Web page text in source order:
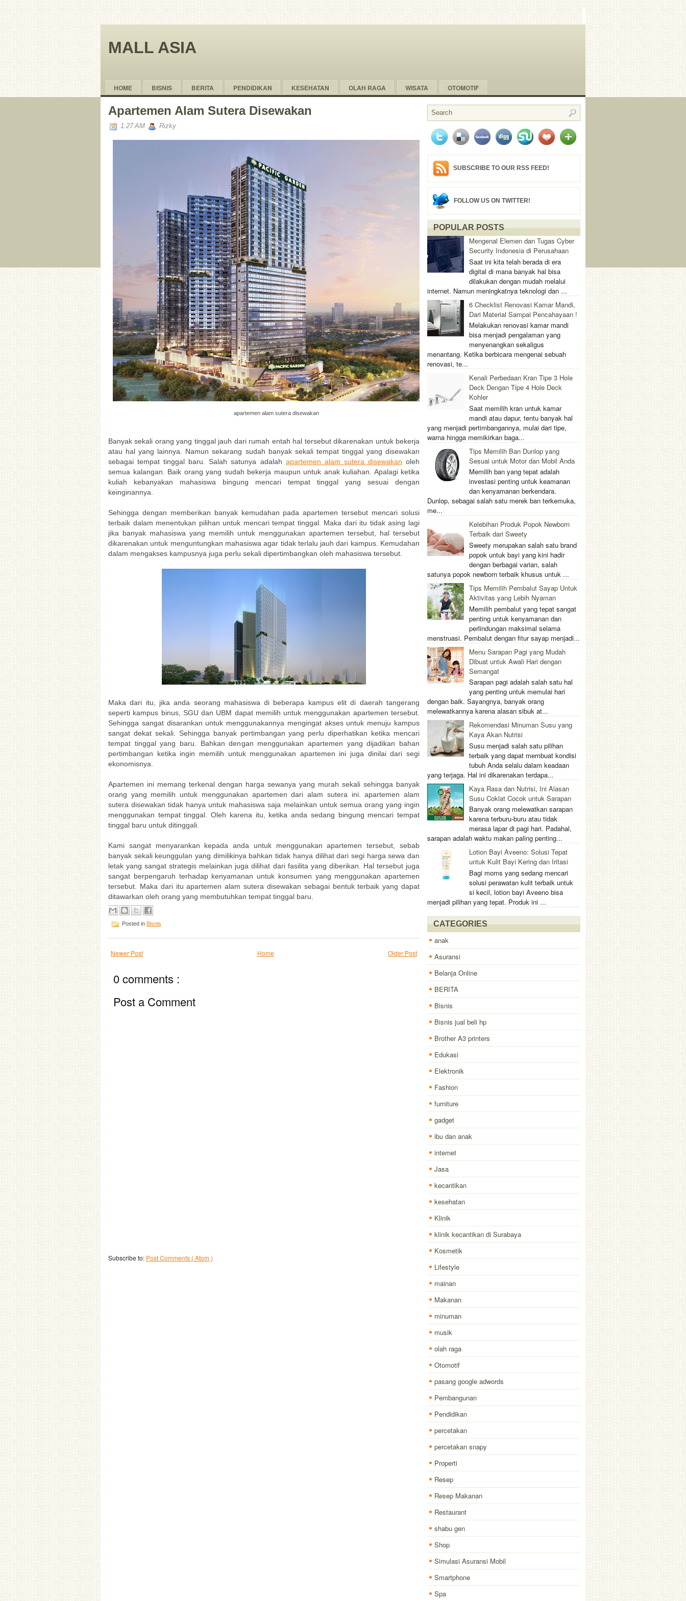
MALL ASIA
HOME BISNIS BERITA PENDIDIKAN KESEHATAN OLAH RAGA WISATA OTOMOTIF
Apartemen Alam Sutera Disewakan
1:27 AM Rizky
apartemen alam sutera disewakan
Banyak sekali orang yang tinggal jauh dari rumah entah hal tersebut dikarenakan untuk bekerja
atau hal yang lainnya. Namun sekarang sudah banyak sekali tempat tinggal yang disewakan
sebagai tempat tinggal baru. Salah satunya adalah apartemen alam sutera disewakan oleh
semua kalangan. Baik orang yang sudah bekerja maupun untuk anak kuliahan. Apalagi ketika
kuliah kebanyakan mahasiswa bingung mencari tempat tinggal yang sesuai dengan
keinginannya.
Sehingga dengan memberikan banyak kemudahan pada apartemen tersebut mencari solusi
terbaik dalam menentukan pilihan untuk mencari tempat tinggal. Maka dari itu tidak asing lagi
jika banyak mahasiswa yang memilih untuk menggunakan apartemen tersebut, hal tersebut
dikarenakan untuk menguntungkan mahasiswa agar tidak terlalu jauh dari kampus. Kemudahan
dalam mengakses kampusnya juga perlu sekali dipertimbangkan oleh mahasiswa tersebut.
Maka dari itu, jika anda seorang mahasiswa di beberapa kampus elit di daerah tangerang
seperti kampus binus, SGU dan UBM dapat memilih untuk menggunakan apartemen tersebut.
Sehingga sangat disarankan untuk menggunakannya mengingat akses untuk menuju kampus
sangat dekat sekali. Sehingga banyak pertimbangan yang perlu diperhatikan ketika mencari
tempat tinggal yang baru. Bahkan dengan menggunakan apartemen yang dijadikan bahan
pertimbangan ketika ingin memilih untuk menggunakan apartemen ini juga dinilai dari segi
ekonomisnya.
Apartemen ini memang terkenal dengan harga sewanya yang murah sekali sehingga banyak
orang yang memilih untuk menggunakan apartemen dari alam sutera ini. apartemen alam
sutera disewakan tidak hanya untuk mahasiswa saja melainkan untuk semua orang yang ingin
menggunakan tempat tinggal. Oleh karena itu, ketika anda sedang bingung mencari tempat
tinggal baru untuk ditinggali.
Kami sangat menyarankan kepada anda untuk menggunakan apartemen tersebut, sebab
banyak sekali keunggulan yang dimilikinya bahkan tidak hanya dilihat dari segi harga sewa dan
letak yang sangat strategis melainkan juga dilihat dari fasilita yang diberikan. Hal tersebut juga
sangat berpengaruh terhadap kenyamanan untuk konsumen yang menggunakan apartemen
tersebut. Maka dari itu apartemen alam sutera disewakan sebagai bentuk terbaik yang dapat
ditawarkan oleh orang yang membutuhkan tempat tinggal baru.
Posted in Bisnis
Newer Post Older Post
Home
0 comments :
Post a Comment
Subscribe to: Post Comments ( Atom )
SUBSCRIBE TO OUR RSS FEED!
FOLLOW US ON TWITTER!
POPULAR POSTS
Mengenal Elemen dan Tugas Cyber
Security Indonesia di Perusahaan
Saat ini kita telah berada di era
digital di mana banyak hal bisa
dilakukan dengan mudah melalui
internet. Namun meningkatnya teknologi dan ...
6 Checklist Renovasi Kamar Mandi,
Dari Material Sampai Pencahayaan !
Melakukan renovasi kamar mandi
bisa menjadi pengalaman yang
menyenangkan sekaligus
menantang. Ketika berbicara mengenai sebuah
renovasi, te...
Kenali Perbedaan Kran Tipe 3 Hole
Deck Dengan Tipe 4 Hole Deck
Kohler
Saat memilih kran untuk kamar
mandi atau dapur, tentu banyak hal
yang menjadi pertimbangannya, mulai dari tipe,
warna hingga memikirkan baga...
Tips Memilih Ban Dunlop yang
Sesuai untuk Motor dan Mobil Anda
Memilih ban yang tepat adalah
investasi penting untuk keamanan
dan kenyamanan berkendara.
Dunlop, sebagai salah satu merek ban terkemuka,
me...
Kelebihan Produk Popok Newborn
Terbaik dari Sweety
Sweety merupakan salah satu brand
popok untuk bayi yang kini hadir
dengan berbagai varian, salah
satunya popok newborn terbaik khusus untuk ...
Tips Memilih Pembalut Sayap Untuk
Aktivitas yang Lebih Nyaman
Memilih pembalut yang tepat sangat
penting untuk kenyamanan dan
perlindungan maksimal selama
menstruasi. Pembalut dengan fitur sayap menjadi...
Menu Sarapan Pagi yang Mudah
Dibuat untuk Awali Hari dengan
Semangat
Sarapan pagi adalah salah satu hal
yang penting untuk memulai hari
dengan baik. Sayangnya, banyak orang
melewatkannya karena alasan sibuk at...
Rekomendasi Minuman Susu yang
Kaya Akan Nutrisi
Susu menjadi salah satu pilihan
terbaik yang dapat membuat kondisi
tubuh Anda selalu dalam keadaan
yang terjaga. Hal ini dikarenakan terdapa...
Kaya Rasa dan Nutrisi, Ini Alasan
Susu Coklat Cocok untuk Sarapan
Banyak orang melewatkan sarapan
karena terburu-buru atau tidak
merasa lapar di pagi hari. Padahal,
sarapan adalah waktu makan paling penting...
Lotion Bayi Aveeno: Solusi Tepat
untuk Kulit Bayi Kering dan Iritasi
Bagi moms yang sedang mencari
solusi perawatan kulit terbaik untuk
si kecil, lotion bayi Aveeno bisa
menjadi pilihan yang tepat. Produk ini ...
CATEGORIES
anak
Asuransi
Belanja Online
BERITA
Bisnis
Bisnis jual beli hp
Brother A3 printers
Edukasi
Elektronik
Fashion
furniture
gadget
ibu dan anak
internet
Jasa
kecantikan
kesehatan
Klinik
klinik kecantikan di Surabaya
Kosmetik
Lifestyle
mainan
Makanan
minuman
musik
olah raga
Otomotif
pasang google adwords
Pembangunan
Pendidikan
percetakan
percetakan snapy
Properti
Resep
Resep Makanan
Restaurant
shabu gen
Shop
Simulasi Asuransi Mobil
Smartphone
Spa